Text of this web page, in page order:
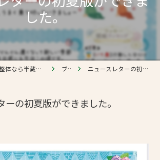
した。
東京都半蔵門の整体なら半蔵門 首肩リフレッシュ整体院 ブログ ニュースレターの初夏版ができました。
ーの初夏版ができました。